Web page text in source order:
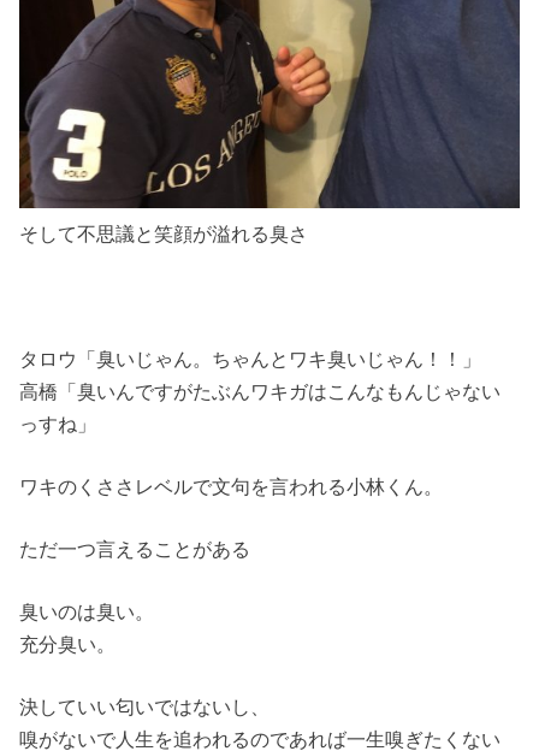
そして不思議と笑顔が溢れる臭さ
タロウ「臭いじゃん。ちゃんとワキ臭いじゃん！！」
高橋「臭いんですがたぶんワキガはこんなもんじゃない
っすね」
ワキのくささレベルで文句を言われる小林くん。
ただ一つ言えることがある
臭いのは臭い。
充分臭い。
決していい匂いではないし、
嗅がないで人生を追われるのであれば一生嗅ぎたくない